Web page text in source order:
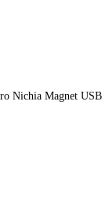
Nichia Magnet USB